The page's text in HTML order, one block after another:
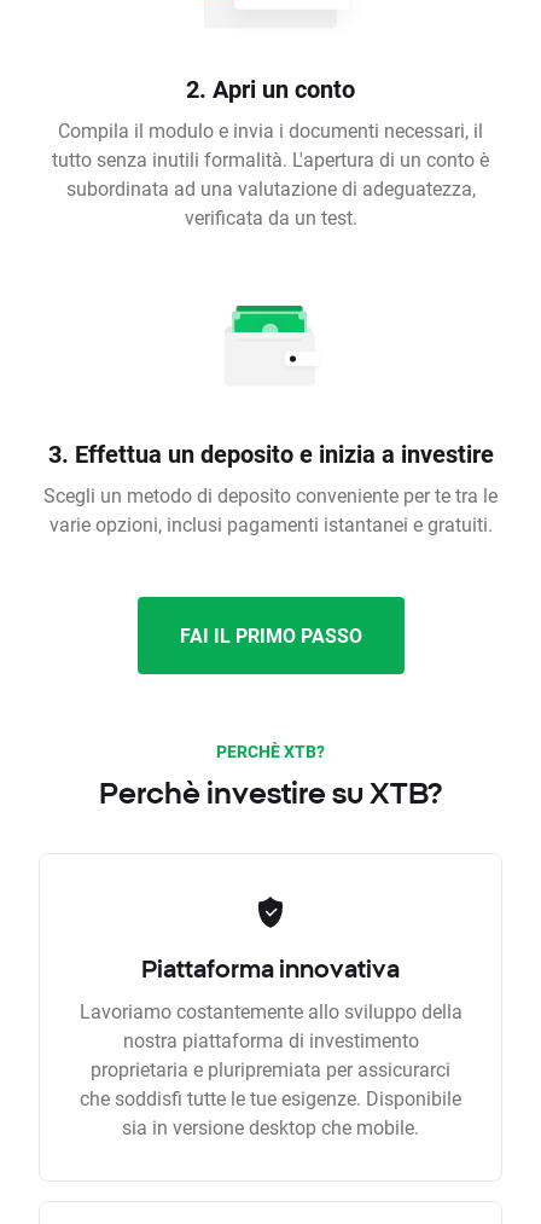
2. Apri un conto
Compila il modulo e invia i documenti necessari, il
tutto senza inutili formalità. L'apertura di un conto è
subordinata ad una valutazione di adeguatezza,
verificata da un test.
3. Effettua un deposito e inizia a investire
Scegli un metodo di deposito conveniente per te tra le
varie opzioni, inclusi pagamenti istantanei e gratuiti.
FAI IL PRIMO PASSO
PERCHÈ XTB?
Perchè investire su XTB?
Piattaforma innovativa
Lavoriamo costantemente allo sviluppo della
nostra piattaforma di investimento
proprietaria e pluripremiata per assicurarci
che soddisfi tutte le tue esigenze. Disponibile
sia in versione desktop che mobile.